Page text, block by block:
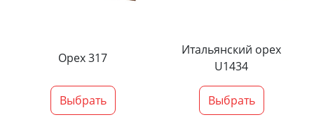
Орех 317
Выбрать
Итальянский орех
U1434
Выбрать